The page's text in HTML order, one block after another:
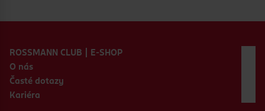
ROSSMANN CLUB | E-SHOP
O nás
Časté dotazy
Kariéra